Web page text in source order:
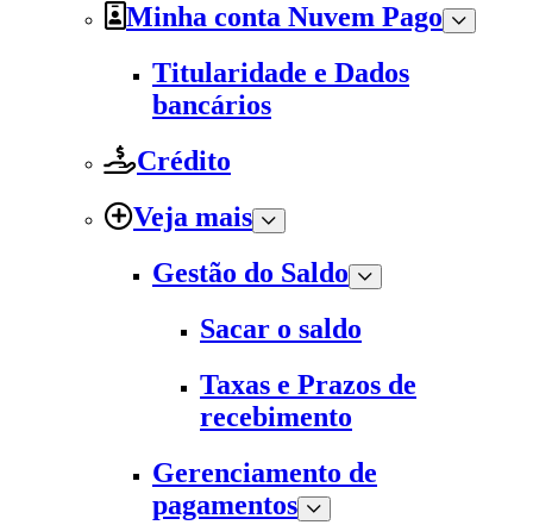
Minha conta Nuvem Pago
Titularidade e Dados
bancários
Crédito
Veja mais
Gestão do Saldo
Sacar o saldo
Taxas e Prazos de
recebimento
Gerenciamento de
pagamentos